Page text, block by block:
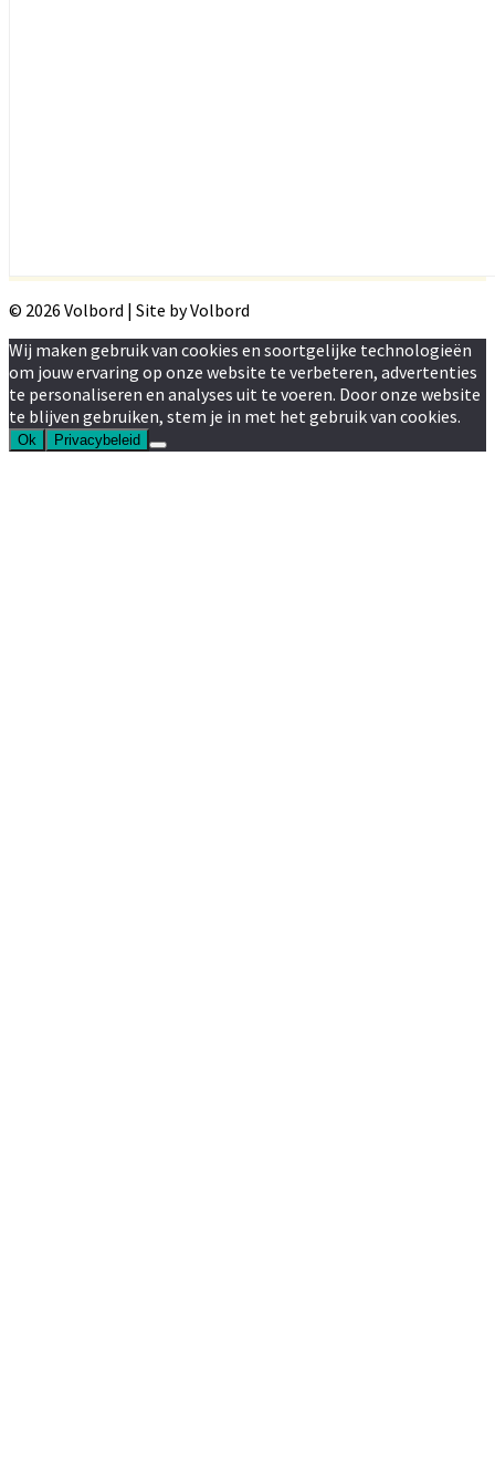
© 2026 Volbord | Site by Volbord
Wij maken gebruik van cookies en soortgelijke technologieën
om jouw ervaring op onze website te verbeteren, advertenties
te personaliseren en analyses uit te voeren. Door onze website
te blijven gebruiken, stem je in met het gebruik van cookies.
Ok Privacybeleid